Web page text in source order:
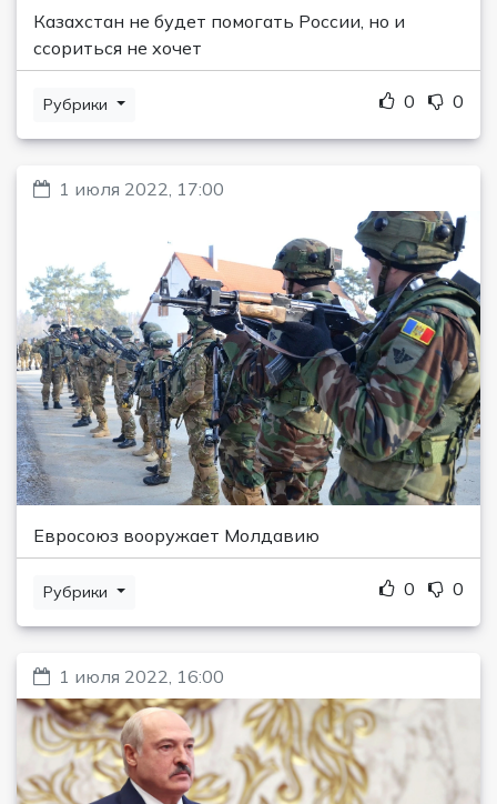
Казахстан не будет помогать России, но и
ссориться не хочет
Рубрики 0 0
1 июля 2022, 17:00
Евросоюз вооружает Молдавию
Рубрики 0 0
1 июля 2022, 16:00